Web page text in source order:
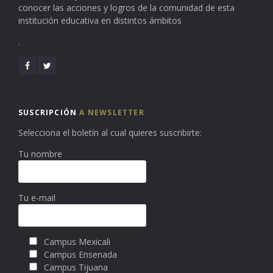
conocer las acciones y logros de la comunidad de esta
institución educativa en distintos ámbitos
.
SUSCRIPCIÓNA NEWSLETTER
Selecciona el boletín al cual quieres suscribirte:
Tu nombre
Tu e-mail
Campus Mexicali
Campus Ensenada
Campus Tijuana